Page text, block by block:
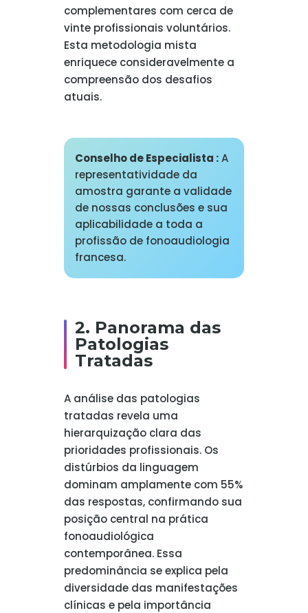
complementares com cerca de
vinte profissionais voluntários.
Esta metodologia mista
enriquece consideravelmente a
compreensão dos desafios
atuais.
Conselho de Especialista :A
representatividade da
amostra garante a validade
de nossas conclusões e sua
aplicabilidade a toda a
profissão de fonoaudiologia
francesa.
2. Panorama das
Patologias
Tratadas
A análise das patologias
tratadas revela uma
hierarquização clara das
prioridades profissionais. Os
distúrbios da linguagem
dominam amplamente com 55%
das respostas, confirmando sua
posição central na prática
fonoaudiológica
contemporânea. Essa
predominância se explica pela
diversidade das manifestações
clínicas e pela importância